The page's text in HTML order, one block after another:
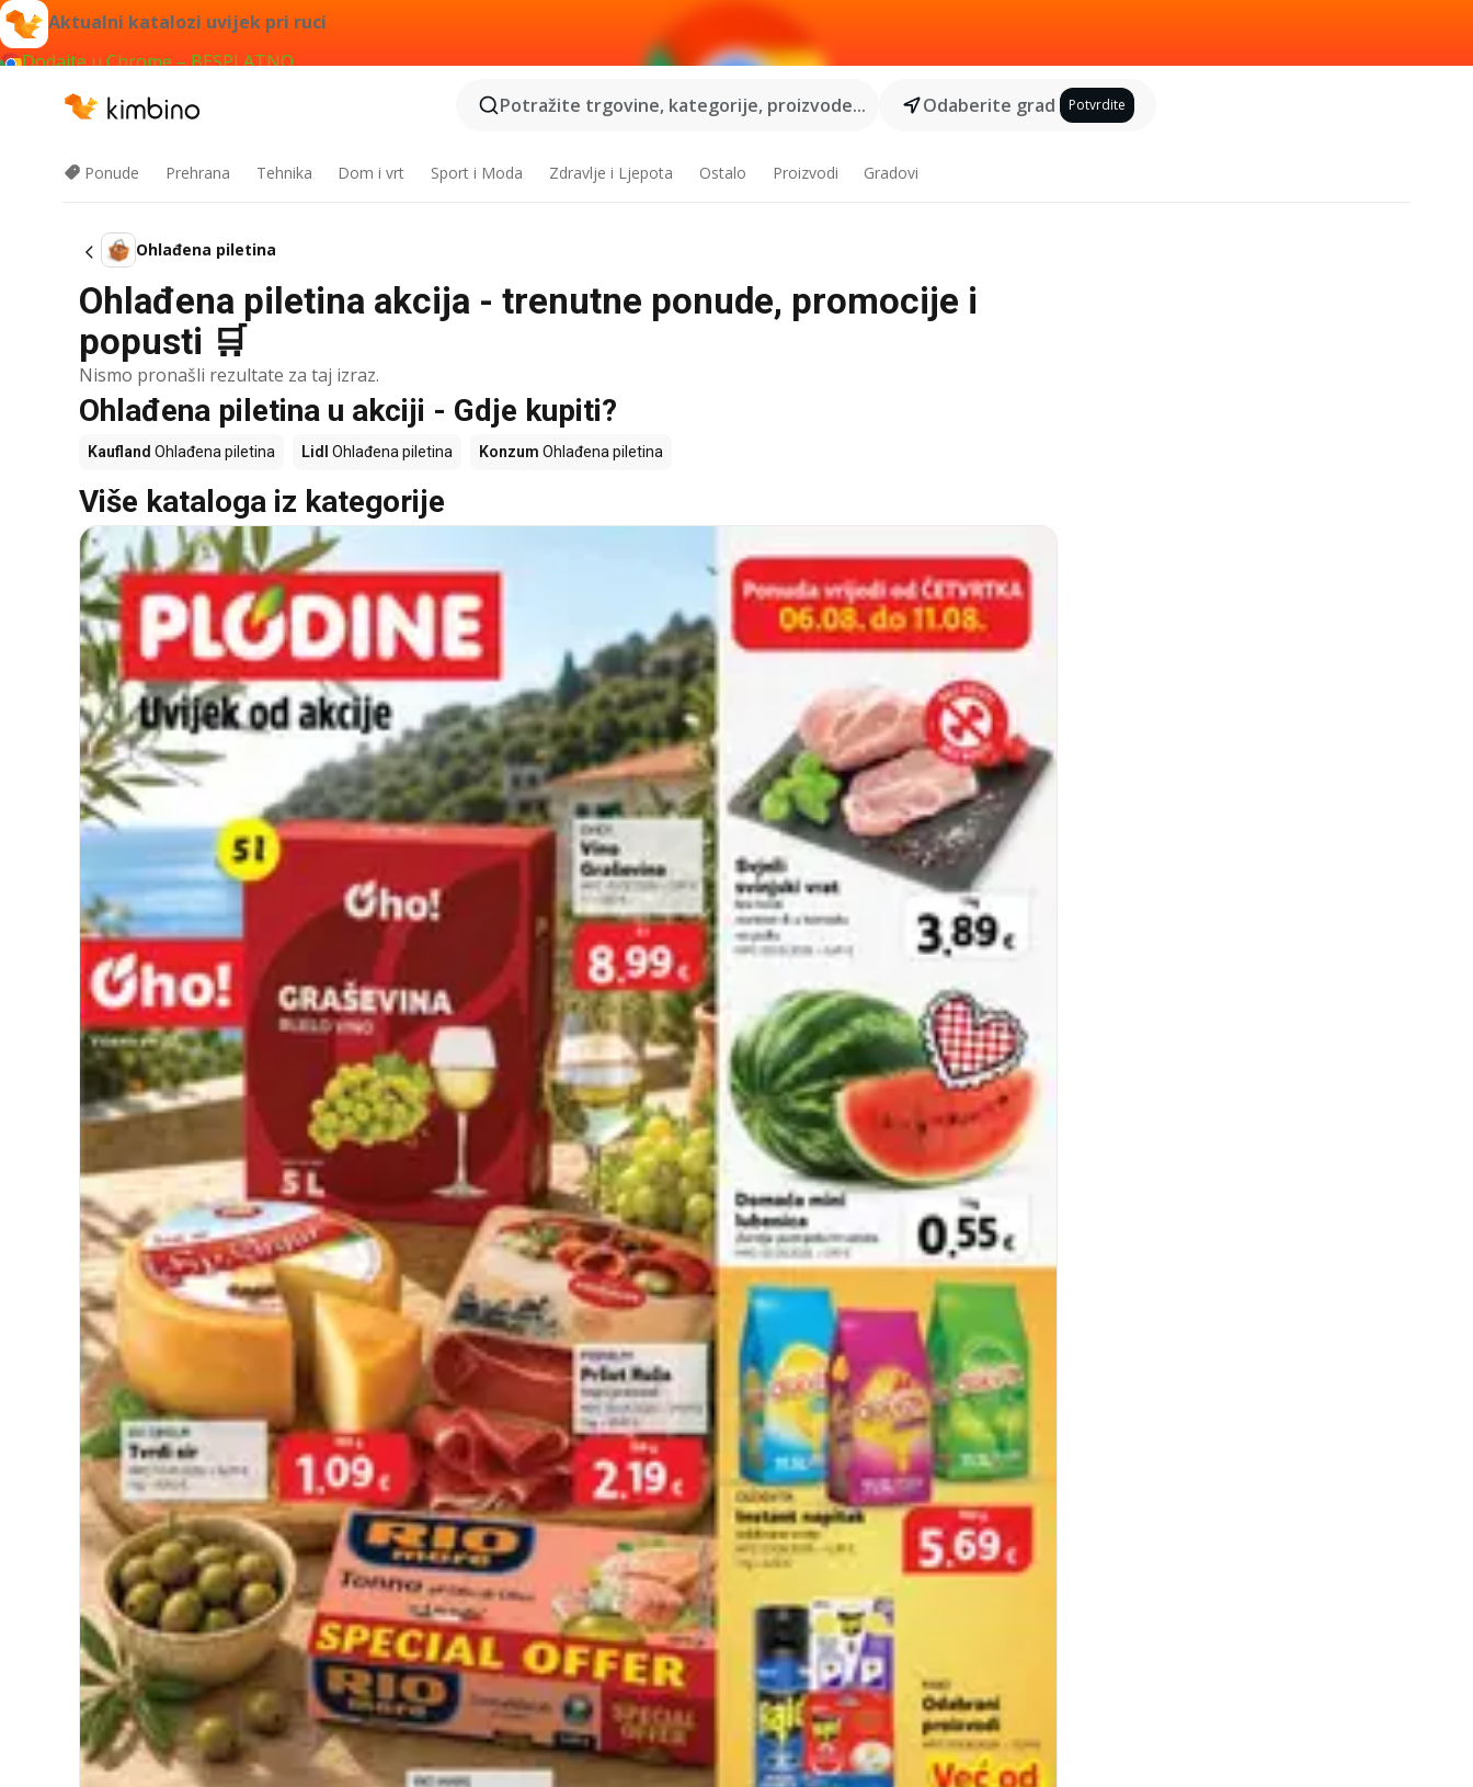
Aktualni katalozi uvijek pri ruci
Dodajte u Chrome – BESPLATNO
Potražite trgovine, kategorije, proizvode...
Odaberite grad Potvrdite
Ponude Prehrana Tehnika Dom i vrt Sport i Moda Zdravlje i Ljepota Ostalo Proizvodi Gradovi
Ohlađena piletina
Ohlađena piletina akcija - trenutne ponude, promocije i
popusti 🛒
Nismo pronašli rezultate za taj izraz.
Ohlađena piletina u akciji - Gdje kupiti?
Kaufland Ohlađena piletina Lidl Ohlađena piletina Konzum Ohlađena piletina
Više kataloga iz kategorije